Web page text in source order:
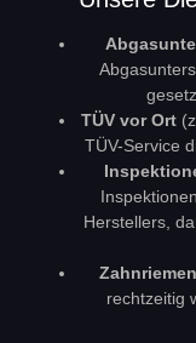
TÜV vor Ort
TÜV-Service
Herstellers,
rechtzeitig